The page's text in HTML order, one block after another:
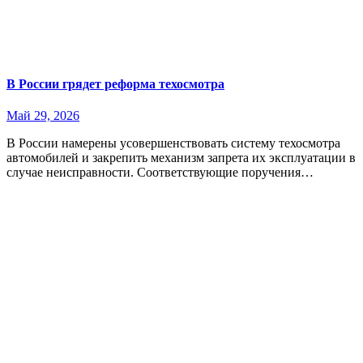
В России грядет реформа техосмотра
Май 29, 2026
В России намерены усовершенствовать систему техосмотра
автомобилей и закрепить механизм запрета их эксплуатации в
случае неисправности. Соответствующие поручения…